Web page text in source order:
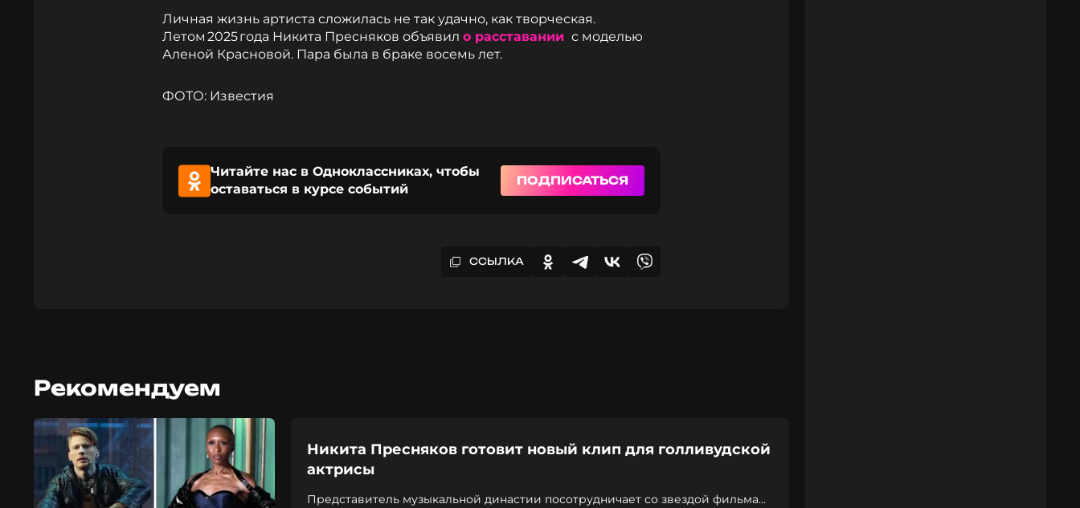
Личная жизнь артиста сложилась не так удачно, как творческая.
Летом 2025 года Никита Пресняков объявил о расставании с моделью
Аленой Красновой. Пара была в браке восемь лет.
ФОТО: Известия
Читайте нас в Одноклассниках, чтобы
оставаться в курсе событий
ПОДПИСАТЬСЯ
ССЫЛКА
Рекомендуем
Никита Пресняков готовит новый клип для голливудской
актрисы
Представитель музыкальной династии посотрудничает со звездой фильма